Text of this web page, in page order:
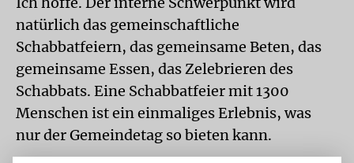
natürlich das gemeinschaftliche
Schabbatfeiern, das gemeinsame Beten, das
gemeinsame Essen, das Zelebrieren des
Schabbats. Eine Schabbatfeier mit 1300
Menschen ist ein einmaliges Erlebnis, was
nur der Gemeindetag so bieten kann.